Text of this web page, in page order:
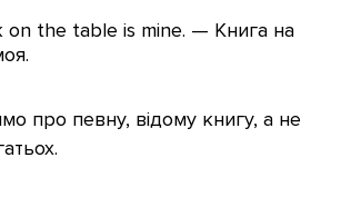
on the table is mine. — Книга на
про певну, відому книгу, а не